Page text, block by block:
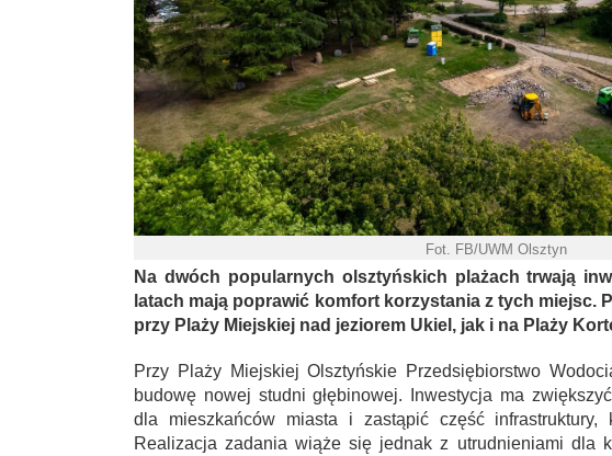
Fot. FB/UWM Olsztyn
Na dwóch popularnych olsztyńskich plażach trwają
latach mają poprawić komfort korzystania z tych miejsc.
przy Plaży Miejskiej nad jeziorem Ukiel, jak i na Plaży
Przy Plaży Miejskiej Olsztyńskie Przedsiębiorstwo
budowę nowej studni głębinowej. Inwestycja ma
dla mieszkańców miasta i zastąpić część
Realizacja zadania wiąże się jednak z utrudnieniami dla